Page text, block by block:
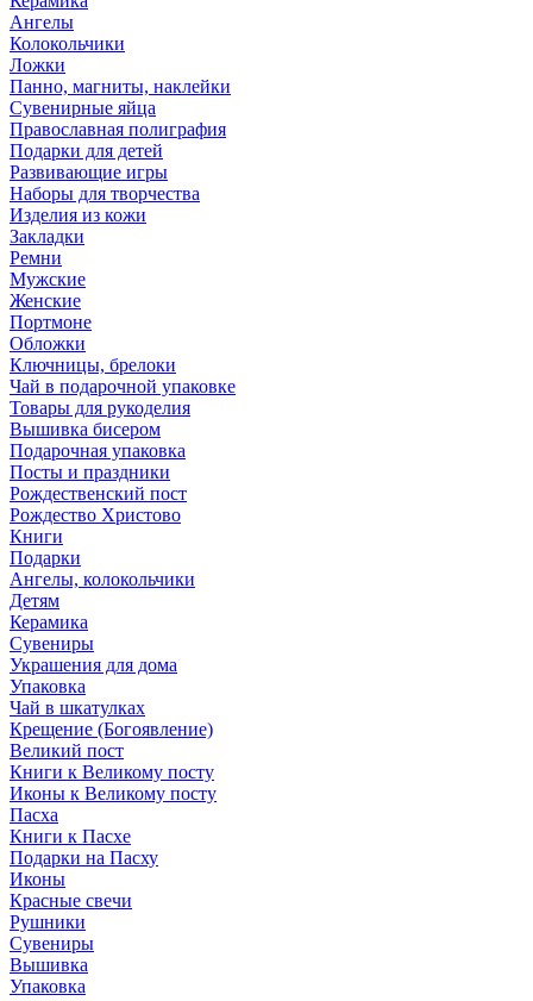
Ангелы
Колокольчики
Ложки
Панно, магниты, наклейки
Сувенирные яйца
Православная полиграфия
Подарки для детей
Развивающие игры
Наборы для творчества
Изделия из кожи
Закладки
Ремни
Мужские
Женские
Портмоне
Обложки
Ключницы, брелоки
Чай в подарочной упаковке
Товары для рукоделия
Вышивка бисером
Подарочная упаковка
Посты и праздники
Рождественский пост
Рождество Христово
Книги
Подарки
Ангелы, колокольчики
Детям
Керамика
Сувениры
Украшения для дома
Упаковка
Чай в шкатулках
Крещение (Богоявление)
Великий пост
Книги к Великому посту
Иконы к Великому посту
Пасха
Книги к Пасхе
Подарки на Пасху
Иконы
Красные свечи
Рушники
Сувениры
Вышивка
Упаковка